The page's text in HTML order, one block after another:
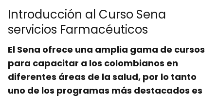
Introducción al Curso Sena
servicios Farmacéuticos
El Sena ofrece una amplia gama de cursos
para capacitar a los colombianos en
diferentes áreas de la salud, por lo tanto
uno de los programas más destacados es